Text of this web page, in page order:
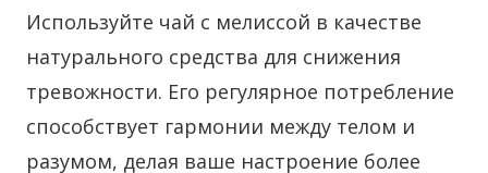
Используйте чай с мелиссой в качестве
натурального средства для снижения
тревожности. Его регулярное потребление
способствует гармонии между телом и
разумом, делая ваше настроение более